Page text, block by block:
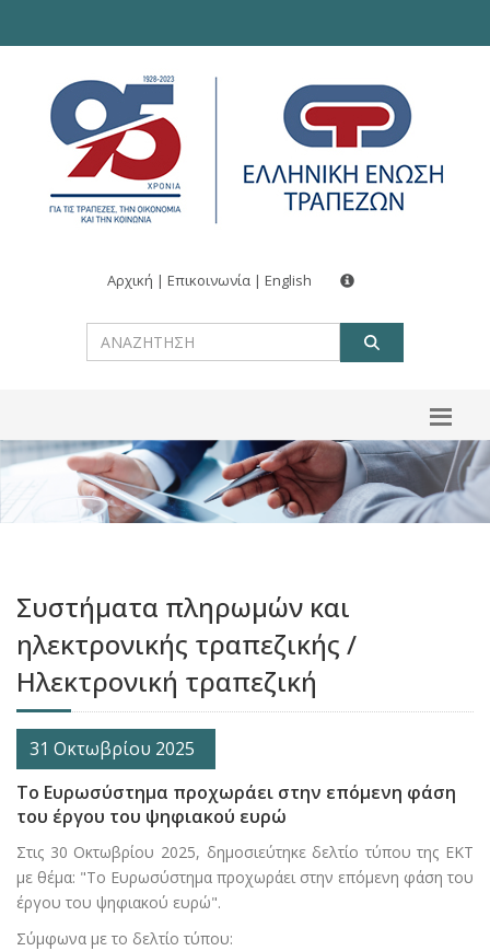
Αρχική | Επικοινωνία | English
Συστήματα πληρωμών και
ηλεκτρονικής τραπεζικής /
Ηλεκτρονική τραπεζική
31 Οκτωβρίου 2025
Το Ευρωσύστημα προχωράει στην επόμενη φάση
του έργου του ψηφιακού ευρώ
Στις 30 Οκτωβρίου 2025, δημοσιεύτηκε δελτίο τύπου της ΕΚΤ
με θέμα: "Το Ευρωσύστημα προχωράει στην επόμενη φάση του
έργου του ψηφιακού ευρώ".
Σύμφωνα με το δελτίο τύπου: